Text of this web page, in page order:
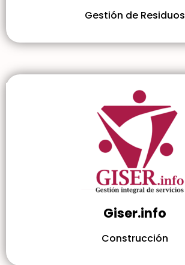
Gestión de Residuos
Giser.info
Construcción